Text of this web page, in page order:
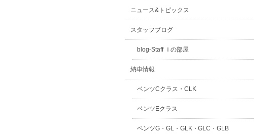
ニュース&トピックス
スタッフブログ
blog-Staff Ｉの部屋
納車情報
ベンツCクラス・CLK
ベンツEクラス
ベンツG・GL・GLK・GLC・GLB